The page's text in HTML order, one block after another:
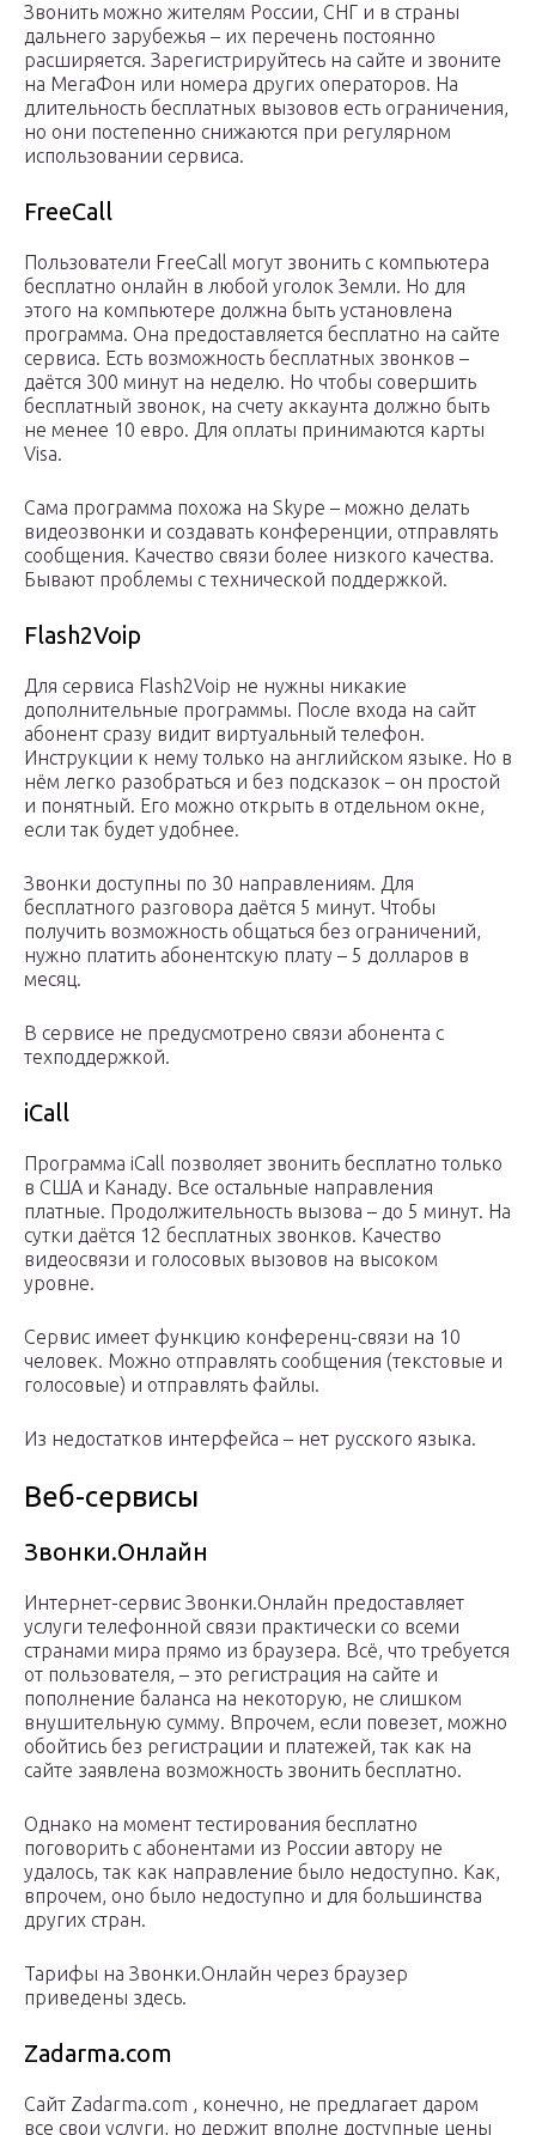
Звонить можно жителям России, СНГ и в страны
дальнего зарубежья – их перечень постоянно
расширяется. Зарегистрируйтесь на сайте и звоните
на МегаФон или номера других операторов. На
длительность бесплатных вызовов есть ограничения,
но они постепенно снижаются при регулярном
использовании сервиса.
FreeCall
Пользователи FreeCall могут звонить с компьютера
бесплатно онлайн в любой уголок Земли. Но для
этого на компьютере должна быть установлена
программа. Она предоставляется бесплатно на сайте
сервиса. Есть возможность бесплатных звонков –
даётся 300 минут на неделю. Но чтобы совершить
бесплатный звонок, на счету аккаунта должно быть
не менее 10 евро. Для оплаты принимаются карты
Visa.
Сама программа похожа на Skype – можно делать
видеозвонки и создавать конференции, отправлять
сообщения. Качество связи более низкого качества.
Бывают проблемы с технической поддержкой.
Flash2Voip
Для сервиса Flash2Voip не нужны никакие
дополнительные программы. После входа на сайт
абонент сразу видит виртуальный телефон.
Инструкции к нему только на английском языке. Но в
нём легко разобраться и без подсказок – он простой
и понятный. Его можно открыть в отдельном окне,
если так будет удобнее.
Звонки доступны по 30 направлениям. Для
бесплатного разговора даётся 5 минут. Чтобы
получить возможность общаться без ограничений,
нужно платить абонентскую плату – 5 долларов в
месяц.
В сервисе не предусмотрено связи абонента с
техподдержкой.
iCall
Программа iCall позволяет звонить бесплатно только
в США и Канаду. Все остальные направления
платные. Продолжительность вызова – до 5 минут. На
сутки даётся 12 бесплатных звонков. Качество
видеосвязи и голосовых вызовов на высоком
уровне.
Сервис имеет функцию конференц-связи на 10
человек. Можно отправлять сообщения (текстовые и
голосовые) и отправлять файлы.
Из недостатков интерфейса – нет русского языка.
Веб-сервисы
Звонки.Онлайн
Интернет-сервис Звонки.Онлайн предоставляет
услуги телефонной связи практически со всеми
странами мира прямо из браузера. Всё, что требуется
от пользователя, – это регистрация на сайте и
пополнение баланса на некоторую, не слишком
внушительную сумму. Впрочем, если повезет, можно
обойтись без регистрации и платежей, так как на
сайте заявлена возможность звонить бесплатно.
Однако на момент тестирования бесплатно
поговорить с абонентами из России автору не
удалось, так как направление было недоступно. Как,
впрочем, оно было недоступно и для большинства
других стран.
Тарифы на Звонки.Онлайн через браузер
приведены здесь.
Zadarma.com
Сайт Zadarma.com , конечно, не предлагает даром
все свои услуги, но держит вполне доступные цены